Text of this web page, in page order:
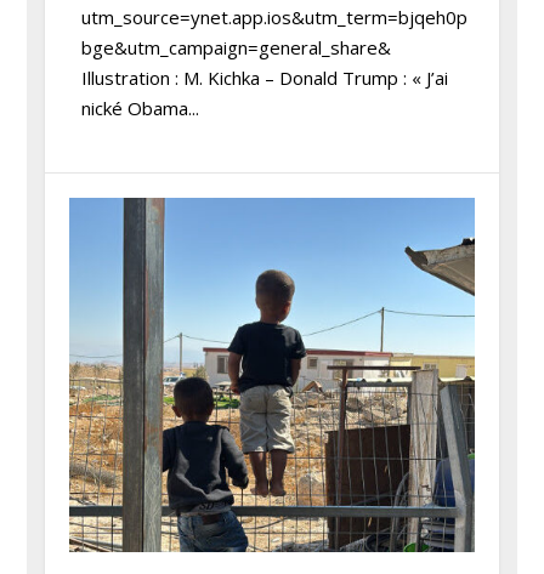
utm_source=ynet.app.ios&utm_term=bjqeh0p
bge&utm_campaign=general_share&
Illustration : M. Kichka – Donald Trump : « J’ai
nické Obama...